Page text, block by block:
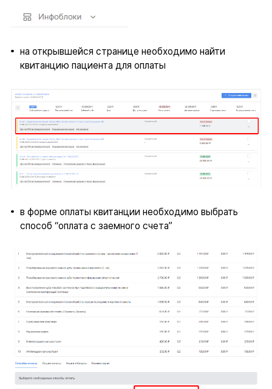
на открывшейся странице необходимо найти
квитанцию пациента для оплаты
в форме оплаты квитанции необходимо выбрать
способ “оплата с заемного счета”